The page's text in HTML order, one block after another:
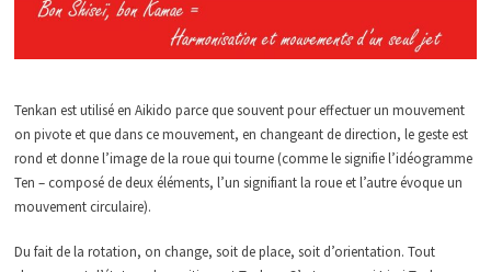
Tenkan est utilisé en Aikido parce que souvent pour effectuer un mouvement
on pivote et que dans ce mouvement, en changeant de direction, le geste est
rond et donne l’image de la roue qui tourne (comme le signifie l’idéogramme
Ten – composé de deux éléments, l’un signifiant la roue et l’autre évoque un
mouvement circulaire).
Du fait de la rotation, on change, soit de place, soit d’orientation. Tout